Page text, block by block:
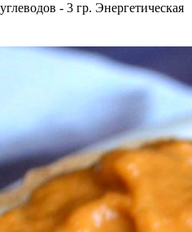
- 3 гр. Энергетическая